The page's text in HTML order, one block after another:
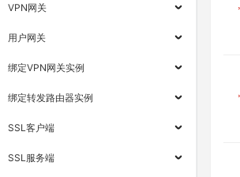
VPN网关
用户网关
绑定VPN网关实例
绑定转发路由器实例
SSL客户端
SSL服务端